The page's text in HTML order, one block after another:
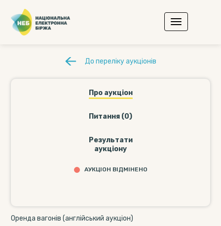
До переліку аукціонів
Про аукціон
Питання (0)
Результати
аукціону
АУКЦІОН ВІДМІНЕНО
Оренда вагонів (англійський аукціон)